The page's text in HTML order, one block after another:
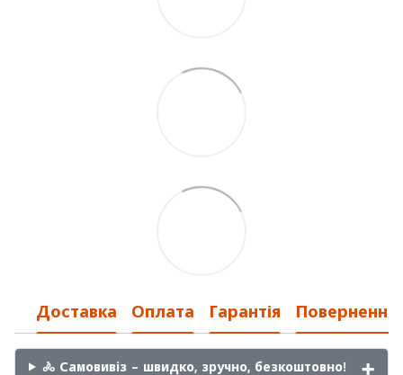
Доставка Оплата Гарантія Повернення
🚴 Самовивіз – швидко, зручно, безкоштовно!